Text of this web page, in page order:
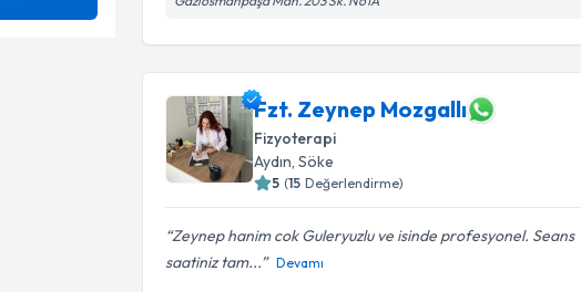
Fzt. Zeynep Mozgallı
Fizyoterapi
Aydın , Söke
5 (15 Değerlendirme)
Zeynep hanim cok Guleryuzlu ve isinde profesyonel. Seans
saatiniz tam...
Devamı